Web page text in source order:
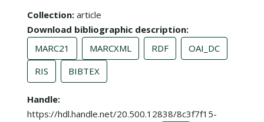
Collection article
Download bibliographic description
MARC21
MARCXML RDF
OAI_DC
RIS
BIBTEX
Handle
https://hdl.handle.net/20.500.12838/8c3f7f15-